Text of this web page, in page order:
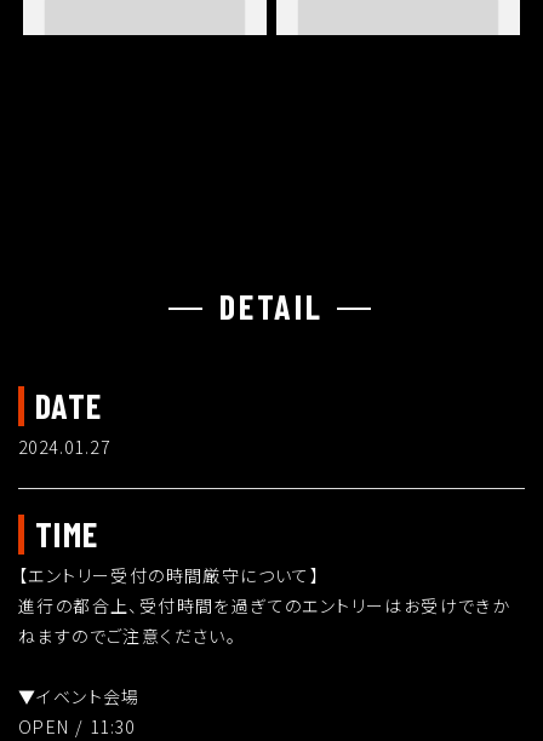
DETAIL
DATE
2024.01.27
TIME
【エントリー受付の時間厳守について】
進行の都合上、受付時間を過ぎてのエントリーはお受けできか
ねますのでご注意ください。
▼イベント会場
OPEN / 11:30